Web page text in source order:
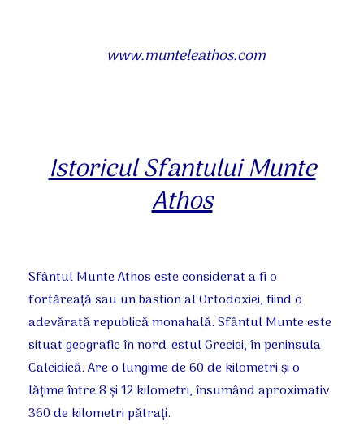
www.munteleathos.com
Istoricul Sfantului Munte
Athos
Sfântul Munte Athos este considerat a fi o
fortăreaţă sau un bastion al Ortodoxiei, fiind o
adevărată republică monahală. Sfântul Munte este
situat geografic în nord-estul Greciei, în peninsula
Calcidică. Are o lungime de 60 de kilometri şi o
lăţime între 8 şi 12 kilometri, însumând aproximativ
360 de kilometri pătraţi.